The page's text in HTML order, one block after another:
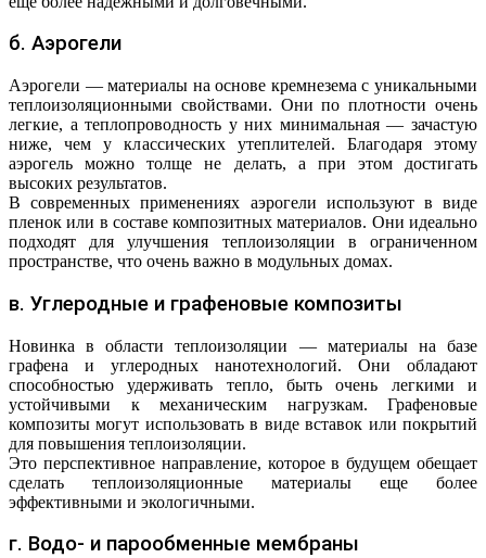
б. Аэрогели
Аэрогели — материалы на основе кремнезема с уникальными
теплоизоляционными свойствами. Они по плотности очень
легкие, а теплопроводность у них минимальная — зачастую
ниже, чем у классических утеплителей. Благодаря этому
аэрогель можно толще не делать, а при этом достигать
высоких результатов.
В современных применениях аэрогели используют в виде
пленок или в составе композитных материалов. Они идеально
подходят для улучшения теплоизоляции в ограниченном
пространстве, что очень важно в модульных домах.
в. Углеродные и графеновые композиты
Новинка в области теплоизоляции — материалы на базе
графена и углеродных нанотехнологий. Они обладают
способностью удерживать тепло, быть очень легкими и
устойчивыми к механическим нагрузкам. Графеновые
композиты могут использовать в виде вставок или покрытий
для повышения теплоизоляции.
Это перспективное направление, которое в будущем обещает
сделать теплоизоляционные материалы еще более
эффективными и экологичными.
г. Водо- и парообменные мембраны